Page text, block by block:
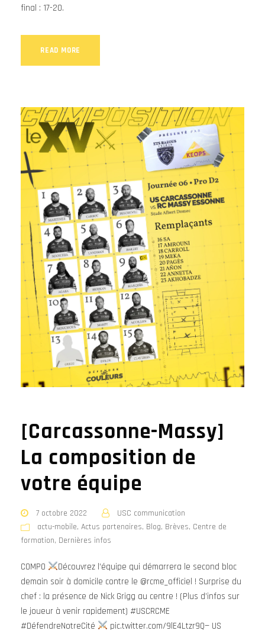
final : 17-20.
READ MORE
[Carcassonne-Massy]
La composition de
votre équipe
7 octobre 2022
USC communication
actu-mobile, Actus partenaires, Blog, Brèves, Centre de
formation, Dernières infos
COMPO
Découvrez l’équipe qui démarrera le second bloc
demain soir à domicile contre le @rcme_officiel ! Surprise du
chef : la présence de Nick Grigg au centre ! (Plus d’infos sur
le joueur à venir rapidement) #USCRCME
#DéfendreNotreCité
pic.twitter.com/9lE4Ltzr9Q— US